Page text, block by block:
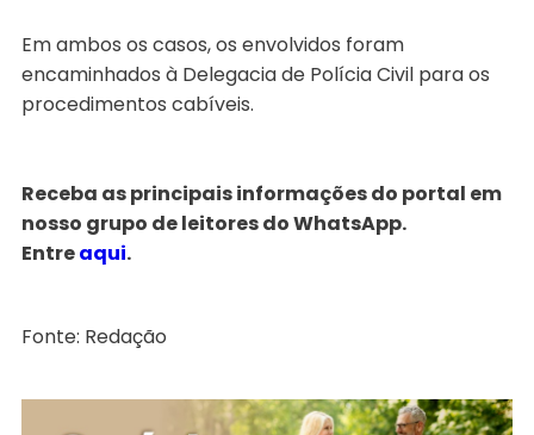
Em ambos os casos, os envolvidos foram
encaminhados à Delegacia de Polícia Civil para os
procedimentos cabíveis.
Receba as principais informações do portal em
nosso grupo de leitores do WhatsApp.
Entreaqui.
Fonte: Redação